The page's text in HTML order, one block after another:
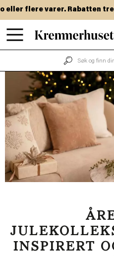
Hopp
til
hovedinnhold
Rabatten trekkes fra i
INSPIRERT